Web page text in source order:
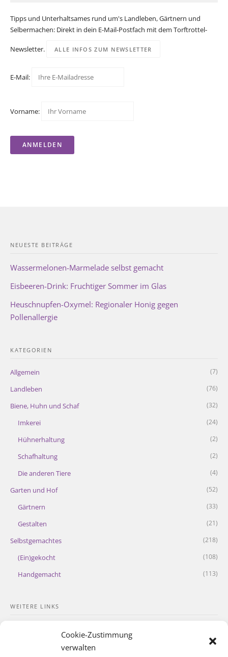
Cookie-Zustimmung
verwalten
Tipps und Unterhaltsames rund um's Landleben, Gärtnern und
Selbermachen: Direkt in dein E-Mail-Postfach mit dem Torftrottel-
Newsletter. ALLE INFOS ZUM NEWSLETTER
E-Mail:
Vorname:
NEUESTE BEITRÄGE
Wassermelonen-Marmelade selbst gemacht
Eisbeeren-Drink: Fruchtiger Sommer im Glas
Heuschnupfen-Oxymel: Regionaler Honig gegen
Pollenallergie
KATEGORIEN
Allgemein (7)
Landleben (76)
Biene, Huhn und Schaf (32)
Imkerei (24)
Hühnerhaltung (2)
Schafhaltung (2)
Die anderen Tiere (4)
Garten und Hof (52)
Gärtnern (33)
Gestalten (21)
Selbstgemachtes (218)
(Ein)gekocht (108)
Handgemacht (113)
WEITERE LINKS